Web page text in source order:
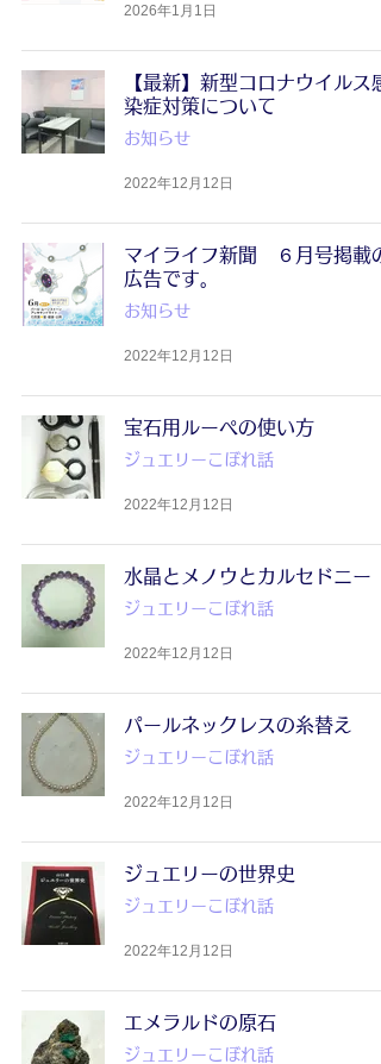
2026年1月1日
【最新】新型コロナウイルス感
染症対策について
お知らせ
2022年12月12日
マイライフ新聞 ６月号掲載の
広告です。
お知らせ
2022年12月12日
宝石用ルーペの使い方
ジュエリーこぼれ話
2022年12月12日
水晶とメノウとカルセドニー
ジュエリーこぼれ話
2022年12月12日
パールネックレスの糸替え
ジュエリーこぼれ話
2022年12月12日
ジュエリーの世界史
ジュエリーこぼれ話
2022年12月12日
エメラルドの原石
ジュエリーこぼれ話